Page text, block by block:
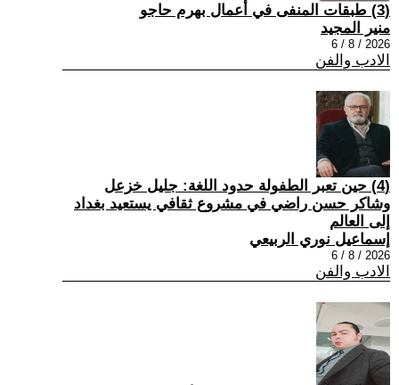
(3) طبقات المنفى في أعمال بهرم حاجو
منير المجيد
2026 / 8 / 6
الادب والفن
(4) حين تعبر الطفولة حدود اللغة: جليل خزعل
وشاكر حسن راضي في مشروع ثقافي يستعيد بغداد
إلى العالم
إسماعيل نوري الربيعي
2026 / 8 / 6
الادب والفن